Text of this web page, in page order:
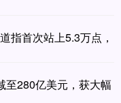
指首次站上5.3万点，
至280亿美元，获大幅